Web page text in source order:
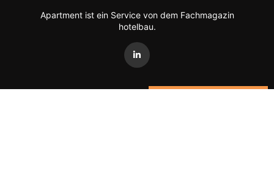
Apartment ist ein Service von dem Fachmagazin
hotelbau.